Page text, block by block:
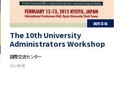
国際会議
The 10th University
Administrators Workshop
国際交流センター
2014年度